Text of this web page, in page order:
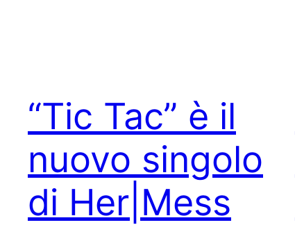
“Tic Tac” è il
nuovo singolo
di Her|Mess